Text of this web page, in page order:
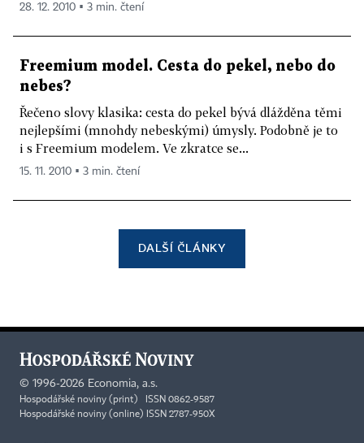
28. 12. 2010 ▪ 3 min. čtení
Freemium model. Cesta do pekel, nebo do
nebes?
Řečeno slovy klasika: cesta do pekel bývá dlážděna těmi
nejlepšími (mnohdy nebeskými) úmysly. Podobně je to
i s Freemium modelem. Ve zkratce se...
15. 11. 2010 ▪ 3 min. čtení
DALŠÍ ČLÁNKY
© 1996-2026 Economia, a.s.
Hospodářské noviny (print) ISSN 0862-9587
Hospodářské noviny (online) ISSN 2787-950X